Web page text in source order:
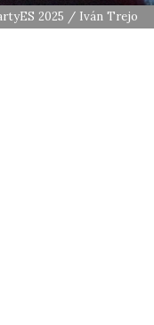
2025 / Iván Trejo